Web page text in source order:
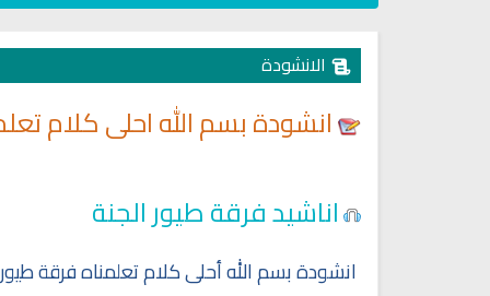
الانشودة
انشودة بسم الله احلى كلام
اناشيد فرقة طيور الجنة
انشودة بسم الله أحلى كلام تعلمناه فرقة